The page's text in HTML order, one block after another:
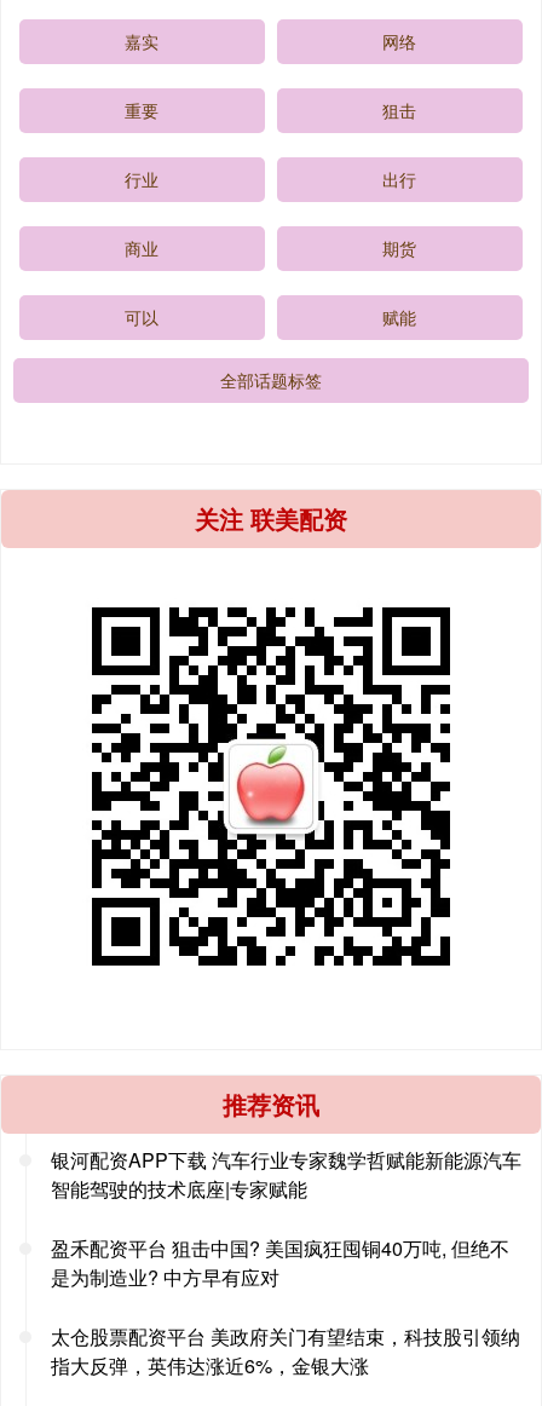
嘉实 网络
重要 狙击
行业 出行
商业 期货
可以 赋能
全部话题标签
关注 联美配资
推荐资讯
银河配资APP下载 汽车行业专家魏学哲赋能新能源汽车
智能驾驶的技术底座|专家赋能
盈禾配资平台 狙击中国? 美国疯狂囤铜40万吨, 但绝不
是为制造业? 中方早有应对
太仓股票配资平台 美政府关门有望结束，科技股引领纳
指大反弹，英伟达涨近6%，金银大涨